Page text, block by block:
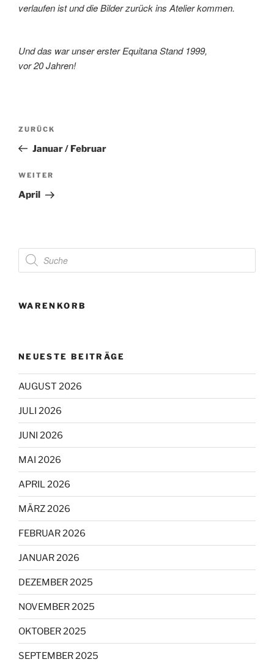
verlaufen ist und die Bilder zurück ins Atelier kommen.
Und das war unser erster Equitana Stand 1999,
vor 20 Jahren!
Beitragsnavigation
Vorheriger
Beitrag
ZURÜCK
Januar / Februar
Nächster
Beitrag
WEITER
April
Products
search
WARENKORB
NEUESTE BEITRÄGE
AUGUST 2026
JULI 2026
JUNI 2026
MAI 2026
APRIL 2026
MÄRZ 2026
FEBRUAR 2026
JANUAR 2026
DEZEMBER 2025
NOVEMBER 2025
OKTOBER 2025
SEPTEMBER 2025